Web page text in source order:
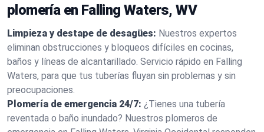
plomería en Falling Waters, WV
Limpieza y destape de desagües: Nuestros expertos
eliminan obstrucciones y bloqueos difíciles en cocinas,
baños y líneas de alcantarillado. Servicio rápido en Falling
Waters, para que tus tuberías fluyan sin problemas y sin
preocupaciones.
Plomería de emergencia 24/7: ¿Tienes una tubería
reventada o baño inundado? Nuestros plomeros de